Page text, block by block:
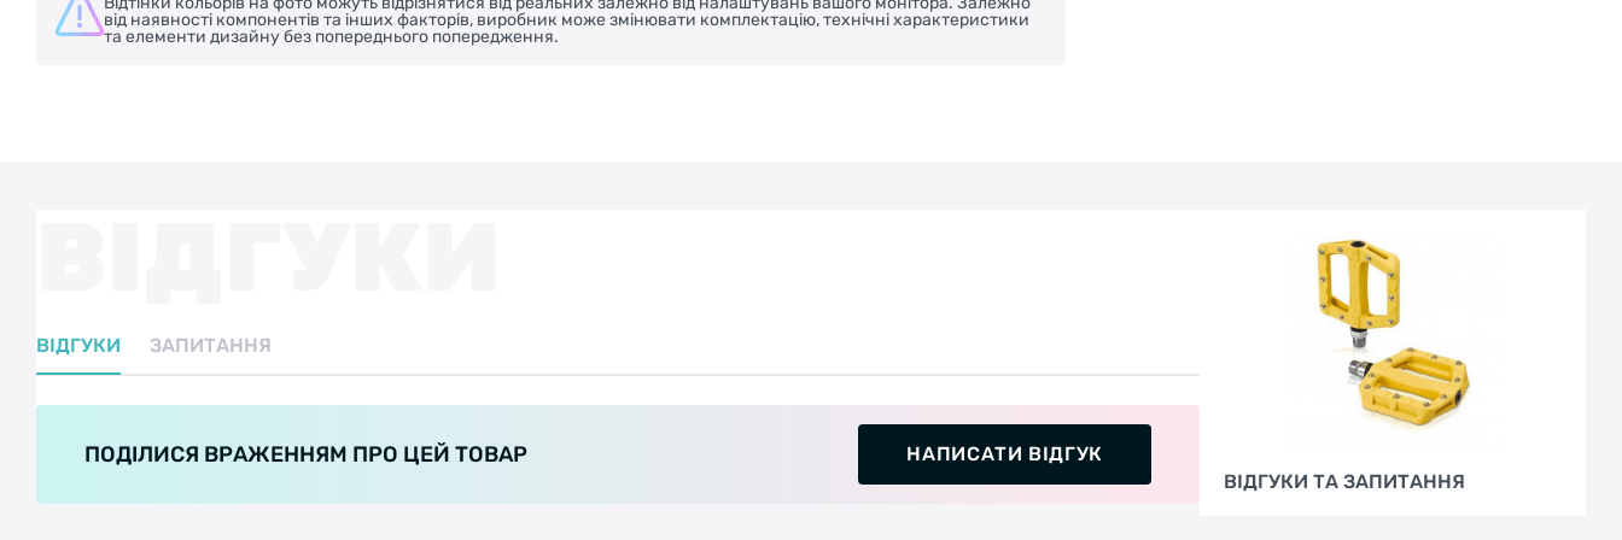
від наявності компонентів та інших факторів, виробник може змінювати комплектацію, технічні характеристики
та елементи дизайну без попереднього попередження.
ВІДГУКИ ЗАПИТАННЯ
ПОДІЛИСЯ ВРАЖЕННЯМ ПРО ЦЕЙ ТОВАР
НАПИСАТИ ВІДГУК
ВІДГУКИ ТА ЗАПИТАННЯ